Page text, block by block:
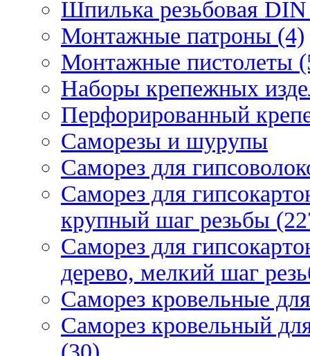
Шпилька резьбовая
Монтажные патроны (4)
Монтажные пистолеты
Наборы крепежных
Перфорированный
Саморезы и шурупы
Саморез для
Саморез для
крупный шаг резьбы
Саморез для
дерево, мелкий шаг
Саморез кровельные
Саморез кровельный